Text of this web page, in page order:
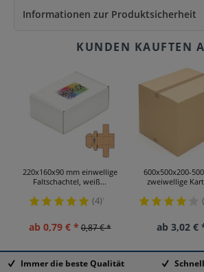
Informationen zur Produktsicherheit
220x160x90 mm einwellige
Faltschachtel, weiß...
(4)¹
ab 0,79 € * 0,87 € *
600x500x200-
zweiwellige
ab 3,02 €
Immer die beste Qualität